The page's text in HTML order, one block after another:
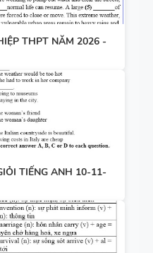
THPT NĂM 2026 -
TIẾNG ANH 10-11-